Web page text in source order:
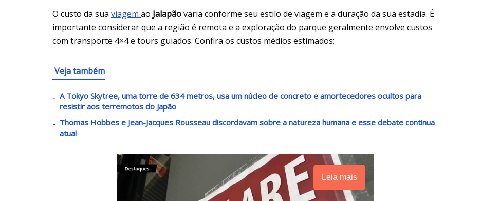
O custo da sua viagem ao Jalapãovaria conforme seu estilo de viagem e a duração da sua estadia. É
importante considerar que a região é remota e a exploração do parque geralmente envolve custos
com transporte 4×4 e tours guiados. Confira os custos médios estimados:
Veja também
A Tokyo Skytree, uma torre de 634 metros, usa um núcleo de concreto e amortecedores ocultos para
resistir aos terremotos do Japão
Thomas Hobbes e Jean-Jacques Rousseau discordavam sobre a natureza humana e esse debate continua
atual
Leia mais